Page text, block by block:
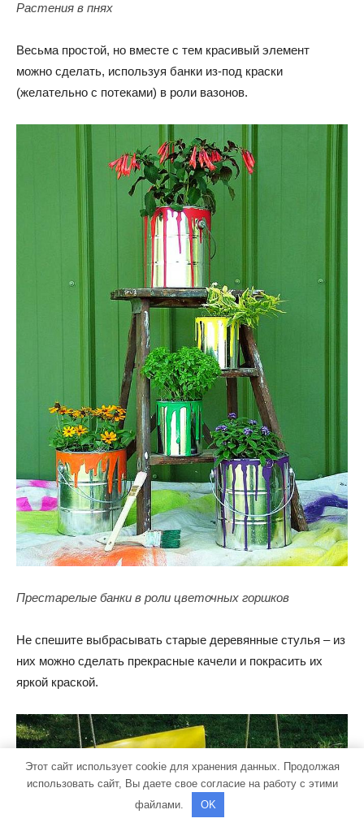
Растения в пнях
Весьма простой, но вместе с тем красивый элемент
можно сделать, используя банки из-под краски
(желательно с потеками) в роли вазонов.
Престарелые банки в роли цветочных горшков
Не спешите выбрасывать старые деревянные стулья – из
них можно сделать прекрасные качели и покрасить их
яркой краской.
Этот сайт использует cookie для хранения данных. Продолжая
использовать сайт, Вы даете свое согласие на работу с этими
файлами.
OK